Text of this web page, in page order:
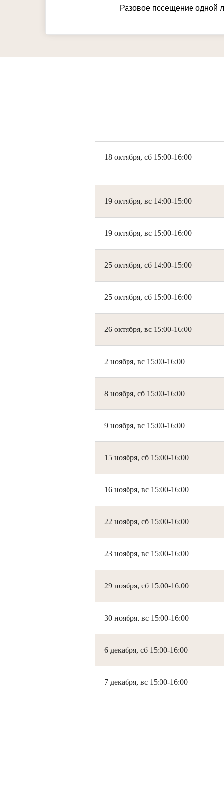
Разовое посещение одной
18 октября, сб 15:00-16:00
19 октября, вс 14:00-15:00
19 октября, вс 15:00-16:00
25 октября, сб 14:00-15:00
25 октября, сб 15:00-16:00
26 октября, вс 15:00-16:00
2 ноября, вс 15:00-16:00
8 ноября, сб 15:00-16:00
9 ноября, вс 15:00-16:00
15 ноября, сб 15:00-16:00
16 ноября, вс 15:00-16:00
22 ноября, сб 15:00-16:00
23 ноября, вс 15:00-16:00
29 ноября, сб 15:00-16:00
30 ноября, вс 15:00-16:00
6 декабря, сб 15:00-16:00
7 декабря, вс 15:00-16:00